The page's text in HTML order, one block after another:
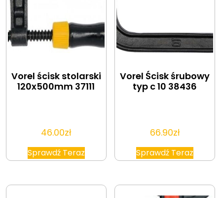
Vorel ścisk stolarski
120x500mm 37111
46.00zł
Sprawdź Teraz
Vorel Ścisk śrubowy
typ c 10 38436
66.90zł
Sprawdź Teraz